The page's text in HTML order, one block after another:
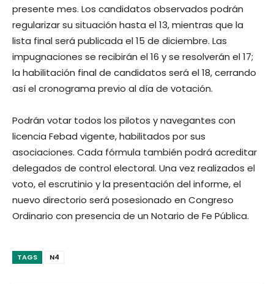
presente mes. Los candidatos observados podrán
regularizar su situación hasta el 13, mientras que la
lista final será publicada el 15 de diciembre. Las
impugnaciones se recibirán el 16 y se resolverán el 17;
la habilitación final de candidatos será el 18, cerrando
así el cronograma previo al día de votación.
Podrán votar todos los pilotos y navegantes con
licencia Febad vigente, habilitados por sus
asociaciones. Cada fórmula también podrá acreditar
delegados de control electoral. Una vez realizados el
voto, el escrutinio y la presentación del informe, el
nuevo directorio será posesionado en Congreso
Ordinario con presencia de un Notario de Fe Pública.
TAGS N4